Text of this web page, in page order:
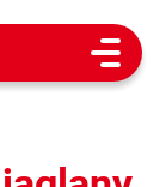
Open